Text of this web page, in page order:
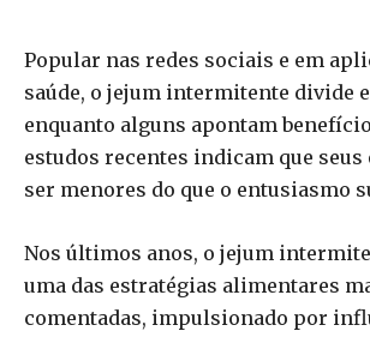
Popular nas redes sociais e em
saúde, o jejum intermitente divide
enquanto alguns apontam
estudos recentes indicam que
ser menores do que o entusiasmo
Nos últimos anos, o jejum
uma das estratégias alimentares
comentadas, impulsionado por